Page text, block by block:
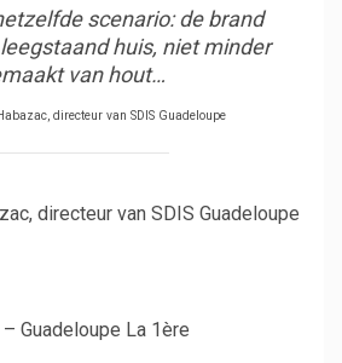
scenario: de brand
huis, niet minder
van hout…
directeur van SDIS Guadeloupe
directeur van SDIS Guadeloupe
Guadeloupe La 1ère